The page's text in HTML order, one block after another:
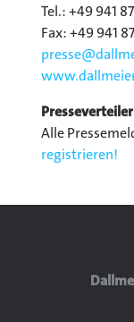
Tel.: +49 941
Fax: +49 941
presse@
Presseverteiler
Alle
registrieren!